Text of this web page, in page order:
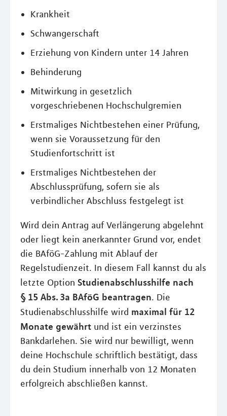
Krankheit
Schwangerschaft
Erziehung von Kindern unter 14 Jahren
Behinderung
Mitwirkung in gesetzlich
vorgeschriebenen Hochschulgremien
Erstmaliges Nichtbestehen einer Prüfung,
wenn sie Voraussetzung für den
Studienfortschritt ist
Erstmaliges Nichtbestehen der
Abschlussprüfung, sofern sie als
verbindlicher Abschluss festgelegt ist
Wird dein Antrag auf Verlängerung abgelehnt
oder liegt kein anerkannter Grund vor, endet
die BAföG-Zahlung mit Ablauf der
Regelstudienzeit. In diesem Fall kannst du als
letzte Option Studienabschlusshilfe nach
§ 15 Abs. 3a BAföG beantragen. Die
Studienabschlusshilfe wird maximal für 12
Monate gewährt und ist ein verzinstes
Bankdarlehen. Sie wird nur bewilligt, wenn
deine Hochschule schriftlich bestätigt, dass
du dein Studium innerhalb von 12 Monaten
erfolgreich abschließen kannst.